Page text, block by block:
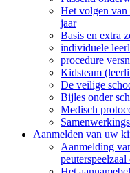
Het volgen
jaar
Basis en extra
individuele
procedure
Kidsteam
De veilige
Bijles onder
Medisch
Aanmelden van uw
Aanmelding